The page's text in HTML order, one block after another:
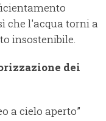
che l'acqua torni a
insostenibile.
dei
a cielo aperto”